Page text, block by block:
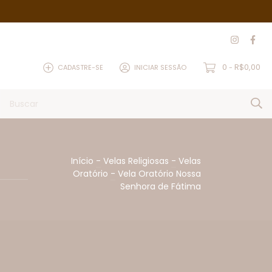
CADASTRE-SE INICIAR SESSÃO 0 - R$0,00
Início - Velas Religiosas - Velas
Oratório - Vela Oratório Nossa
Senhora de Fátima